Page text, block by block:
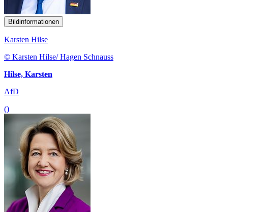
Bildinformationen
Karsten Hilse
© Karsten Hilse/ Hagen Schnauss
Hilse, Karsten
AfD
()